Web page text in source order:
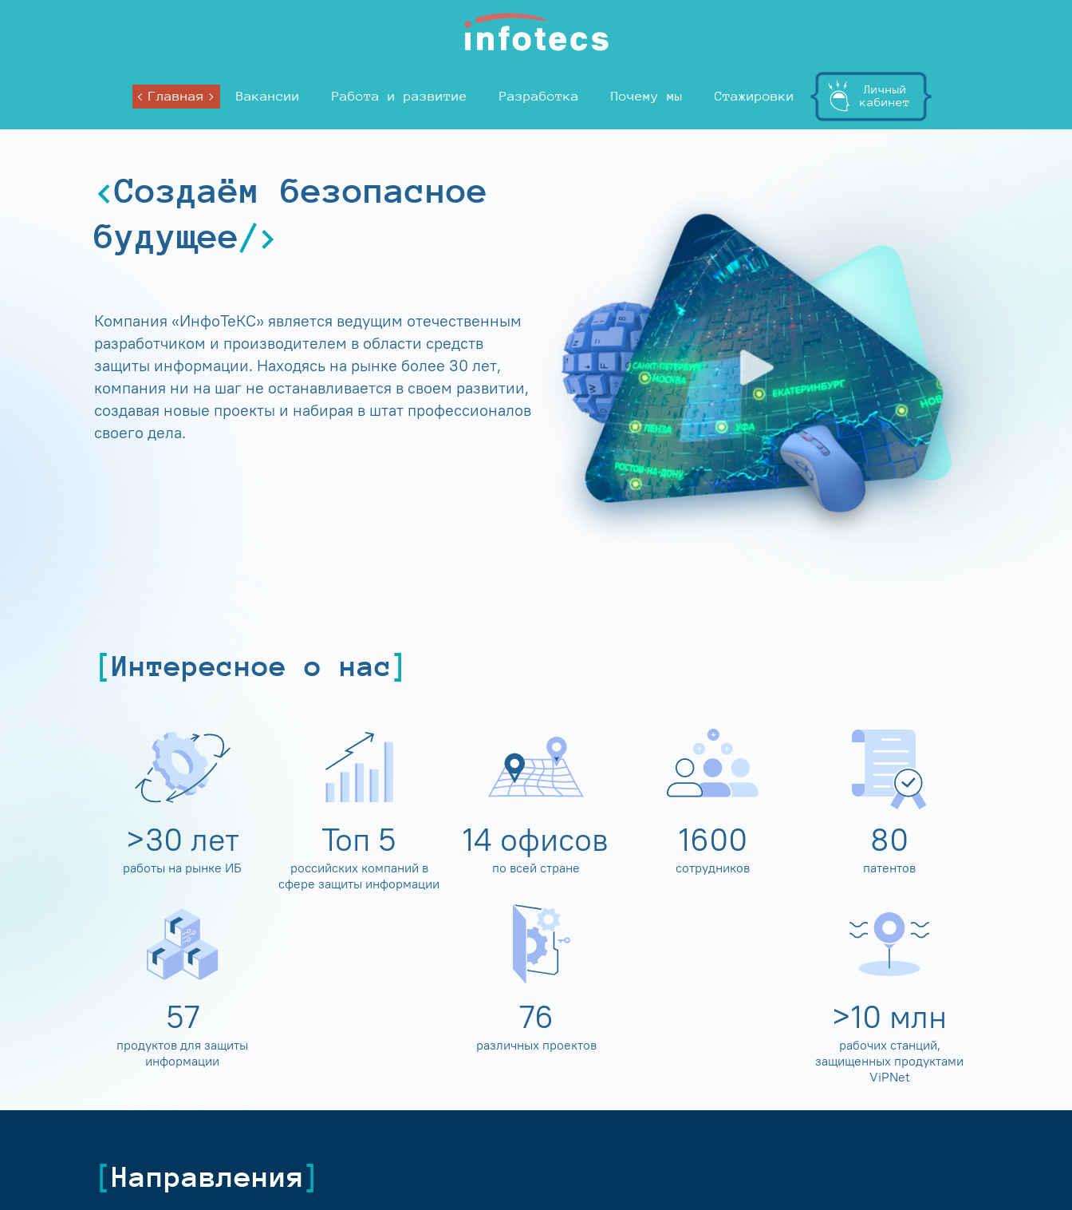
Главная Вакансии Работа и развитие Разработка Почему мы Стажировки
Личный
кабинет
Создаём безопасное
будущее
Компания «ИнфоТеКС» является ведущим отечественным
разработчиком и производителем в области средств
защиты информации. Находясь на рынке более 30 лет,
компания ни на шаг не останавливается в своем развитии,
создавая новые проекты и набирая в штат профессионалов
своего дела.
Интересное о нас
>30 лет
работы на рынке ИБ
Топ 5
российских компаний в
сфере защиты информации
14 офисов
по всей стране
1600
сотрудников
80
патентов
60
продуктов для защиты
информации
80
различных проектов
>10 млн
рабочих станций,
защищенных продуктами
ViPNet
Направления